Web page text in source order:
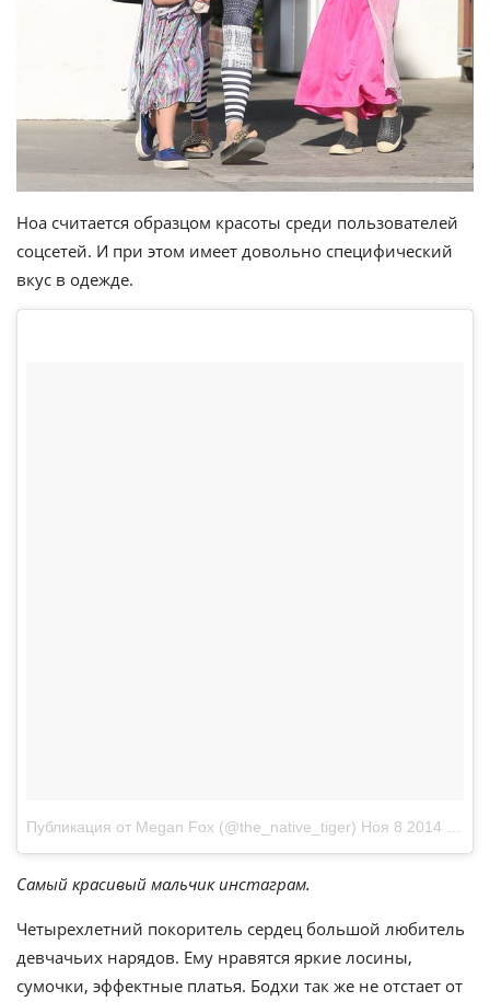
Ноа считается образцом красоты среди пользователей
соцсетей. И при этом имеет довольно специфический
вкус в одежде.
Публикация от Megan Fox (@the_native_tiger) Ноя 8 2014 в 4:33 PST
Самый красивый мальчик инстаграм.
Четырехлетний покоритель сердец большой любитель
девчачьих нарядов. Ему нравятся яркие лосины,
сумочки, эффектные платья. Бодхи так же не отстает от